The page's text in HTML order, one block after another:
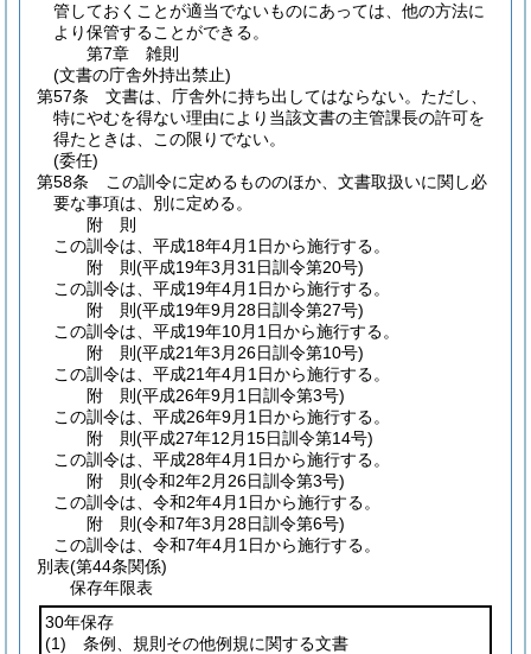
管しておくことが適当でないものにあっては、他の方法に
より保管することができる。
第7章
雑則
(文書の庁舎外持出禁止)
第57条
文書は、庁舎外に持ち出してはならない。 ただし、
特にやむを得ない理由により当該文書の主管課長の許可を
得たときは、この限りでない。
(委任)
第58条
この訓令に定めるもののほか、文書取扱いに関し必
要な事項は、別に定める。
附 則
この訓令は、平成18年4月1日から施行する。
附 則(平成19年3月31日訓令第20号)
この訓令は、平成19年4月1日から施行する。
附 則(平成19年9月28日訓令第27号)
この訓令は、平成19年10月1日から施行する。
附 則(平成21年3月26日訓令第10号)
この訓令は、平成21年4月1日から施行する。
附 則(平成26年9月1日訓令第3号)
この訓令は、平成26年9月1日から施行する。
附 則(平成27年12月15日訓令第14号)
この訓令は、平成28年4月1日から施行する。
附 則(令和2年2月26日訓令第3号)
この訓令は、令和2年4月1日から施行する。
附 則(令和7年3月28日訓令第6号)
この訓令は、令和7年4月1日から施行する。
別表(第44条関係)
保存年限表
30年保存
(1) 条例、規則その他例規に関する文書